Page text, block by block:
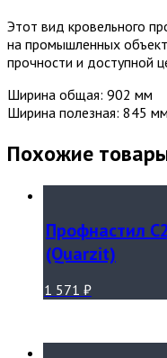
Этот вид кровельного
на промышленных
прочности и доступной
Ширина общая: 902 мм
Ширина полезная: 845 мм
Похожие
Профнастил
(Quarzit)
1 571 ₽